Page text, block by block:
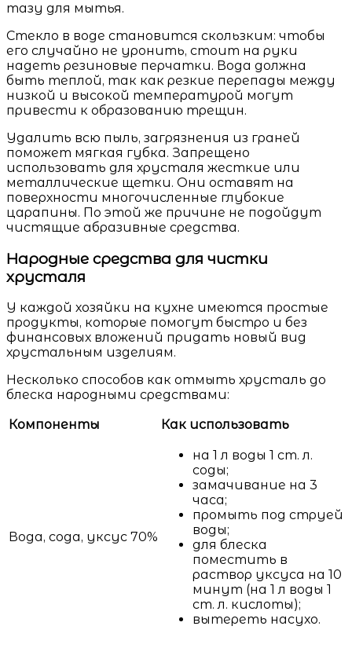
тазу для мытья.
Стекло в воде становится скользким: чтобы
его случайно не уронить, стоит на руки
надеть резиновые перчатки. Вода должна
быть теплой, так как резкие перепады между
низкой и высокой температурой могут
привести к образованию трещин.
Удалить всю пыль, загрязнения из граней
поможет мягкая губка. Запрещено
использовать для хрусталя жесткие или
металлические щетки. Они оставят на
поверхности многочисленные глубокие
царапины. По этой же причине не подойдут
чистящие абразивные средства.
Народные средства для чистки
хрусталя
У каждой хозяйки на кухне имеются простые
продукты, которые помогут быстро и без
финансовых вложений придать новый вид
хрустальным изделиям.
Несколько способов как отмыть хрусталь до
блеска народными средствами:
Компоненты
Как использовать
Вода, сода, уксус 70%
на 1 л воды 1 ст. л.
соды;
замачивание на 3
часа;
промыть под струей
воды;
для блеска
поместить в
раствор уксуса на 10
минут (на 1 л воды 1
ст. л. кислоты);
вытереть насухо.